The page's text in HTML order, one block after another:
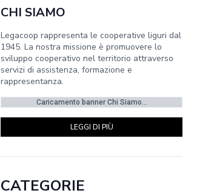
CHI SIAMO
Legacoop rappresenta le cooperative liguri dal
1945. La nostra missione è promuovere lo
sviluppo cooperativo nel territorio attraverso
servizi di assistenza, formazione e
rappresentanza.
Caricamento banner Chi Siamo...
LEGGI DI PIÙ
CATEGORIE